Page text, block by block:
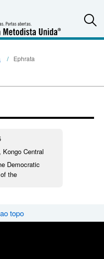
Ephrata
Kongo Central
Democratic
the
topo